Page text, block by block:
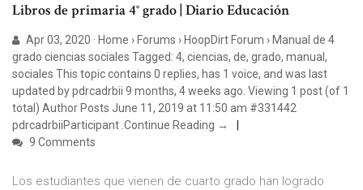
Libros de primaria 4° grado | Diario Educación
Apr 03, 2020 · Home › Forums › HoopDirt Forum › Manual de 4
grado ciencias sociales Tagged: 4, ciencias, de, grado, manual,
sociales This topic contains 0 replies, has 1 voice, and was last
updated by pdrcadrbii 9 months, 4 weeks ago. Viewing 1 post (of 1
total) Author Posts June 11, 2019 at 11:50 am #331442
pdrcadrbiiParticipant .Continue Reading →
9 Comments
Los estudiantes que vienen de cuarto grado han logrado